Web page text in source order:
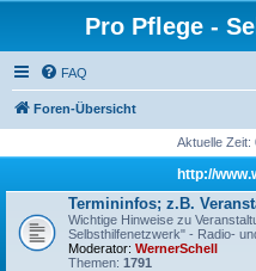
Pro Pflege -
FAQ
Foren-Übersicht
Aktuelle Zeit:
http://
Termininfos; z.B.
Wichtige Hinweise zu
Selbsthilfenetzwerk" - Radio-
Moderator: WernerSchell
Themen: 1791